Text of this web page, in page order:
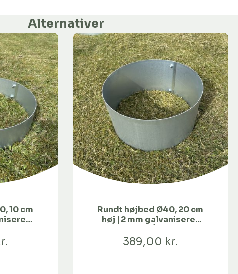
Alternativer
10 cm
Rundt højbed Ø40, 20 cm
høj | 2 mm galvaniseret
389,00 kr.